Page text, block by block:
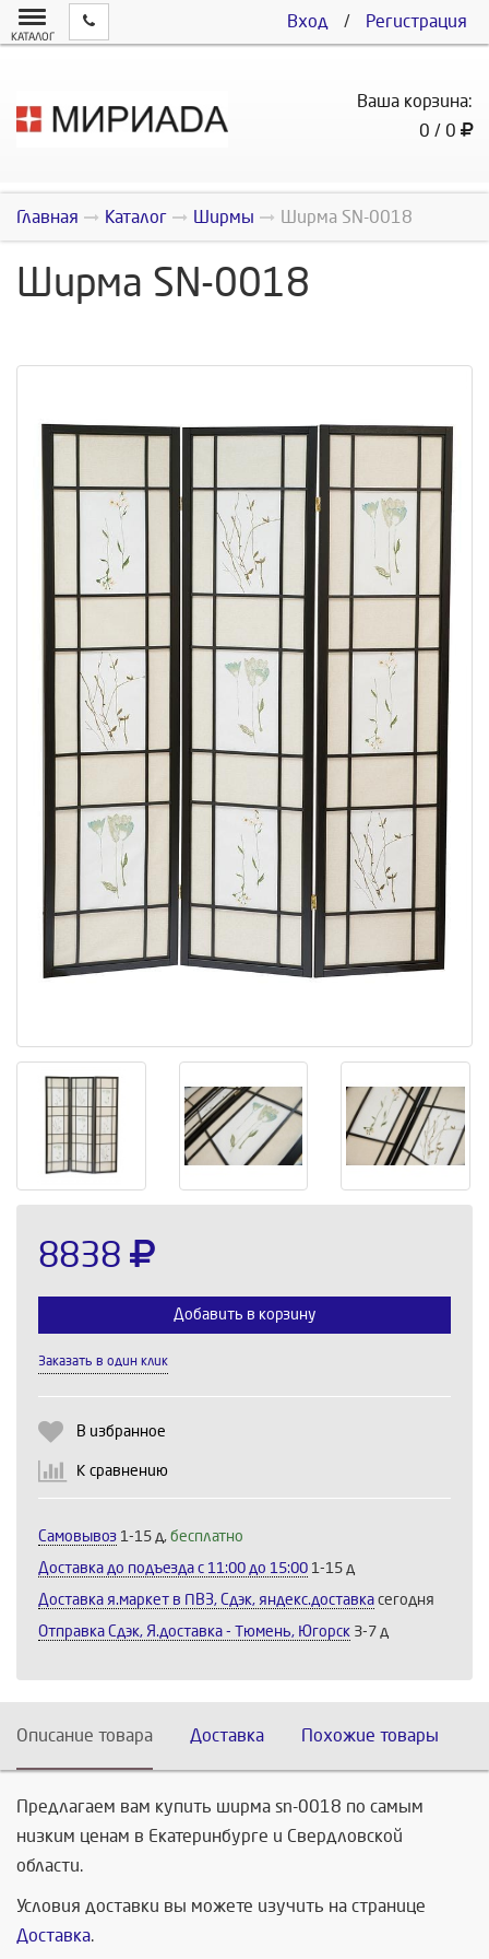
Вход / Регистрация
КАТАЛОГ
Ваша корзина:
0 / 0
Главная Каталог Ширмы Ширма SN-0018
Ширма SN-0018
8838
Добавить в корзину
Заказать в один клик
В избранное
К сравнению
Самовывоз 1-15 д, бесплатно
Доставка до подъезда c 11:00 до 15:00 1-15 д
Доставка я.маркет в ПВЗ, Сдэк, яндекс.доставка сегодня
Отправка Сдэк, Я.доставка - Тюмень, Югорск 3-7 д
Описание товара Доставка Похожие товары
Предлагаем вам купить ширма sn-0018 по самым
низким ценам в Екатеринбурге и Свердловской
области.
Условия доставки вы можете изучить на странице
Доставка.